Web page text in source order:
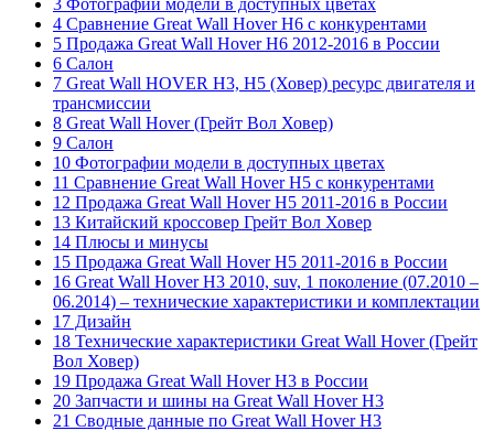
4 Сравнение Great Wall Hover H6 с конкурентами
5 Продажа Great Wall Hover H6 2012-2016 в России
6 Салон
7 Great Wall HOVER H3, H5 (Ховер) ресурс двигателя и
трансмиссии
8 Great Wall Hover (Грейт Вол Ховер)
9 Салон
10 Фотографии модели в доступных цветах
11 Сравнение Great Wall Hover H5 с конкурентами
12 Продажа Great Wall Hover H5 2011-2016 в России
13 Китайский кроссовер Грейт Вол Ховер
14 Плюсы и минусы
15 Продажа Great Wall Hover H5 2011-2016 в России
16 Great Wall Hover H3 2010, suv, 1 поколение (07.2010 –
06.2014) – технические характеристики и комплектации
17 Дизайн
18 Технические характеристики Great Wall Hover (Грейт
Вол Ховер)
19 Продажа Great Wall Hover H3 в России
20 Запчасти и шины на Great Wall Hover H3
21 Сводные данные по Great Wall Hover H3